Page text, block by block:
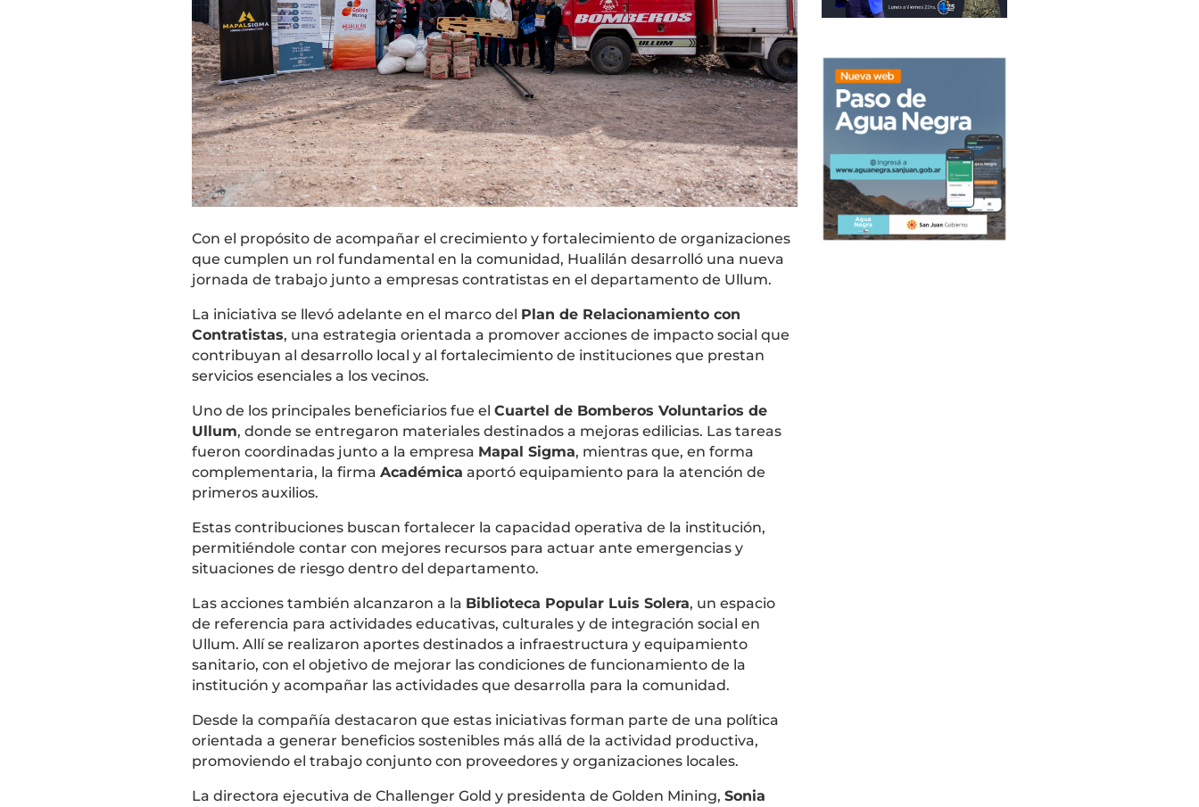
Con el propósito de acompañar el crecimiento y fortalecimiento de organizaciones
que cumplen un rol fundamental en la comunidad, Hualilán desarrolló una nueva
jornada de trabajo junto a empresas contratistas en el departamento de Ullum.
La iniciativa se llevó adelante en el marco del Plan de Relacionamiento con
Contratistas, una estrategia orientada a promover acciones de impacto social que
contribuyan al desarrollo local y al fortalecimiento de instituciones que prestan
servicios esenciales a los vecinos.
Uno de los principales beneficiarios fue elCuartel de Bomberos Voluntarios de
Ullum, donde se entregaron materiales destinados a mejoras edilicias. Las tareas
fueron coordinadas junto a la empresa Mapal Sigma, mientras que, en forma
complementaria, la firmaAcadémica aportó equipamiento para la atención de
primeros auxilios.
Estas contribuciones buscan fortalecer la capacidad operativa de la institución,
permitiéndole contar con mejores recursos para actuar ante emergencias y
situaciones de riesgo dentro del departamento.
Las acciones también alcanzaron a la Biblioteca Popular Luis Solera, un espacio
de referencia para actividades educativas, culturales y de integración social en
Ullum. Allí se realizaron aportes destinados a infraestructura y equipamiento
sanitario, con el objetivo de mejorar las condiciones de funcionamiento de la
institución y acompañar las actividades que desarrolla para la comunidad.
Desde la compañía destacaron que estas iniciativas forman parte de una política
orientada a generar beneficios sostenibles más allá de la actividad productiva,
promoviendo el trabajo conjunto con proveedores y organizaciones locales.
La directora ejecutiva de Challenger Gold y presidenta de Golden Mining,Sonia